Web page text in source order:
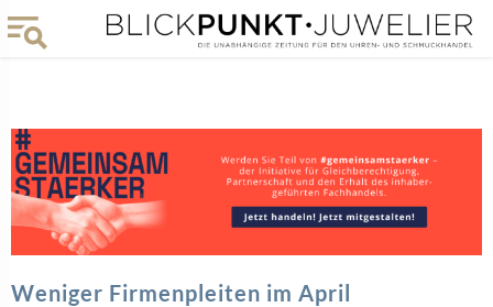
Weniger Firmenpleiten im April